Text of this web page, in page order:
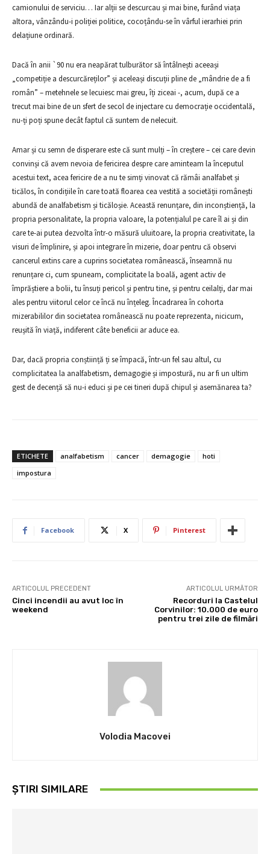
camionului de serviciu… Iar alții se descurcau și mai bine, furând viața
altora, vânzându-i poliției politice, cocoțându-se în vârful ierarhiei prin
delațiune ordinară.
Dacă în anii `90nu era neapărat tulburător să întâlnești aceeași
„competiție a descurcăreților” și aceleași discuții pline de „mândrie de a fi
român” – metehnele se lecuiesc mai greu, îți ziceai -, acum, după ce a
trecut mai bine de un sfert de secol de injectare cu democrație occidentală,
nu-ți poți spune decât faptul că suntem de nelecuit.
Amar și cu semn de disperare este că sunt mulți – în creștere – cei care devin
convinși că avem nevoia de fericirea despre care aminteam la începutul
acestui text, acea fericire de a nu te simți vinovat că rămâi analfabet și
ticălos, în condițiile în care toată floarea cea vestită a societății românești
abundă de analfabetism și ticăloșie. Această renunțare, din inconștiență, la
propria personalitate, la propria valoare, la potențialul pe care îl ai și din
care te-ai putea dezvolta într-o măsură uluitoare, la propria creativitate, la
visuri de împlinire, și apoi integrare în mizerie, doar pentru că observi
cancerul extins care a cuprins societatea românească, înseamnă nu
renunțare ci, cum spuneam, complicitate la boală, agent activ de
împrăștiere a bolii, tu însuți pericol și pentru tine, și pentru ceilalți, dar mai
ales pentru viitorul celor ce încă nu înțeleg. Încadrarea în cohorta
mizerabililor din societatea românească nu poate reprezenta, nicicum,
reușită în viață, indiferent câte beneficii ar aduce ea.
Dar, dacă propria conștiință ți se împacă, într-un fel sau altul, cu
complicitatea la analfabetism, demagogie și impostură, nu ar fi un ultim
gest de decență să nu-i educi și pe cei tineri după chipul și asemănarea ta?
ETICHETE analfabetism cancer demagogie
hoti
impostura
Facebook X Pinterest
ARTICOLUL PRECEDENT
Cinci incendii au avut loc în
weekend
ARTICOLUL URMĂTOR
Recorduri la Castelul
Corvinilor: 10.000 de euro
pentru trei zile de filmări
Volodia Macovei
ȘTIRI SIMILARE